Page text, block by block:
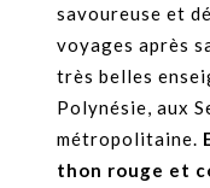
savoureuse et
voyages après
très belles
Polynésie, aux
métropolitaine.
thon rouge et